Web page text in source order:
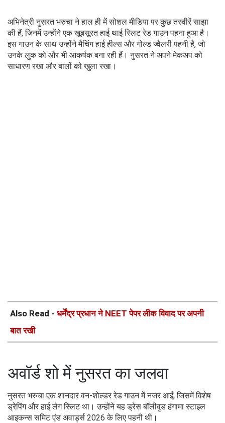
अभिनेत्री नुसरत भरुचा ने हाल ही में सोशल मीडिया पर कुछ तस्वीरें साझा
की हैं, जिनमें उन्होंने एक खूबसूरत हाई थाई स्लिट रेड गाउन पहना हुआ है।
इस गाउन के साथ उन्होंने मैचिंग हाई हील्स और गोल्ड ज्वैलरी पहनी है, जो
उनके लुक को और भी आकर्षक बना रही हैं। नुसरत ने अपने मेकअप को
साधारण रखा और बालों को खुला रखा।
Also Read - धर्मेंद्र प्रधान ने NEET पेपर लीक विवाद पर अपनी
बात रखी
अवॉर्ड शो में नुसरत का जलवा
नुसरत भरुचा एक शानदार वन-शोल्डर रेड गाउन में नजर आईं, जिसमें विशेष
ड्रेपिंग और हाई लेग स्लिट था। उन्होंने यह ड्रेस बॉलीवुड हंगामा स्टाइल
आइकन्स समिट एंड अवार्ड्स 2026 के लिए पहनी थी।